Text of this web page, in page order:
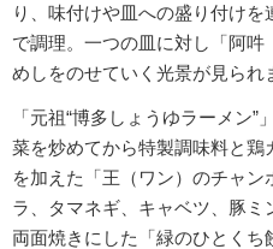
り、味付けや皿への盛り付け
で調理。一つの皿に対し「阿
めしをのせていく光景が見られ
「元祖“博多しょうゆラーメン
菜を炒めてから特製調味料と
を加えた「王（ワン）のチャン
ラ、タマネギ、キャベツ、豚ミ
両面焼きにした「緑のひとくち